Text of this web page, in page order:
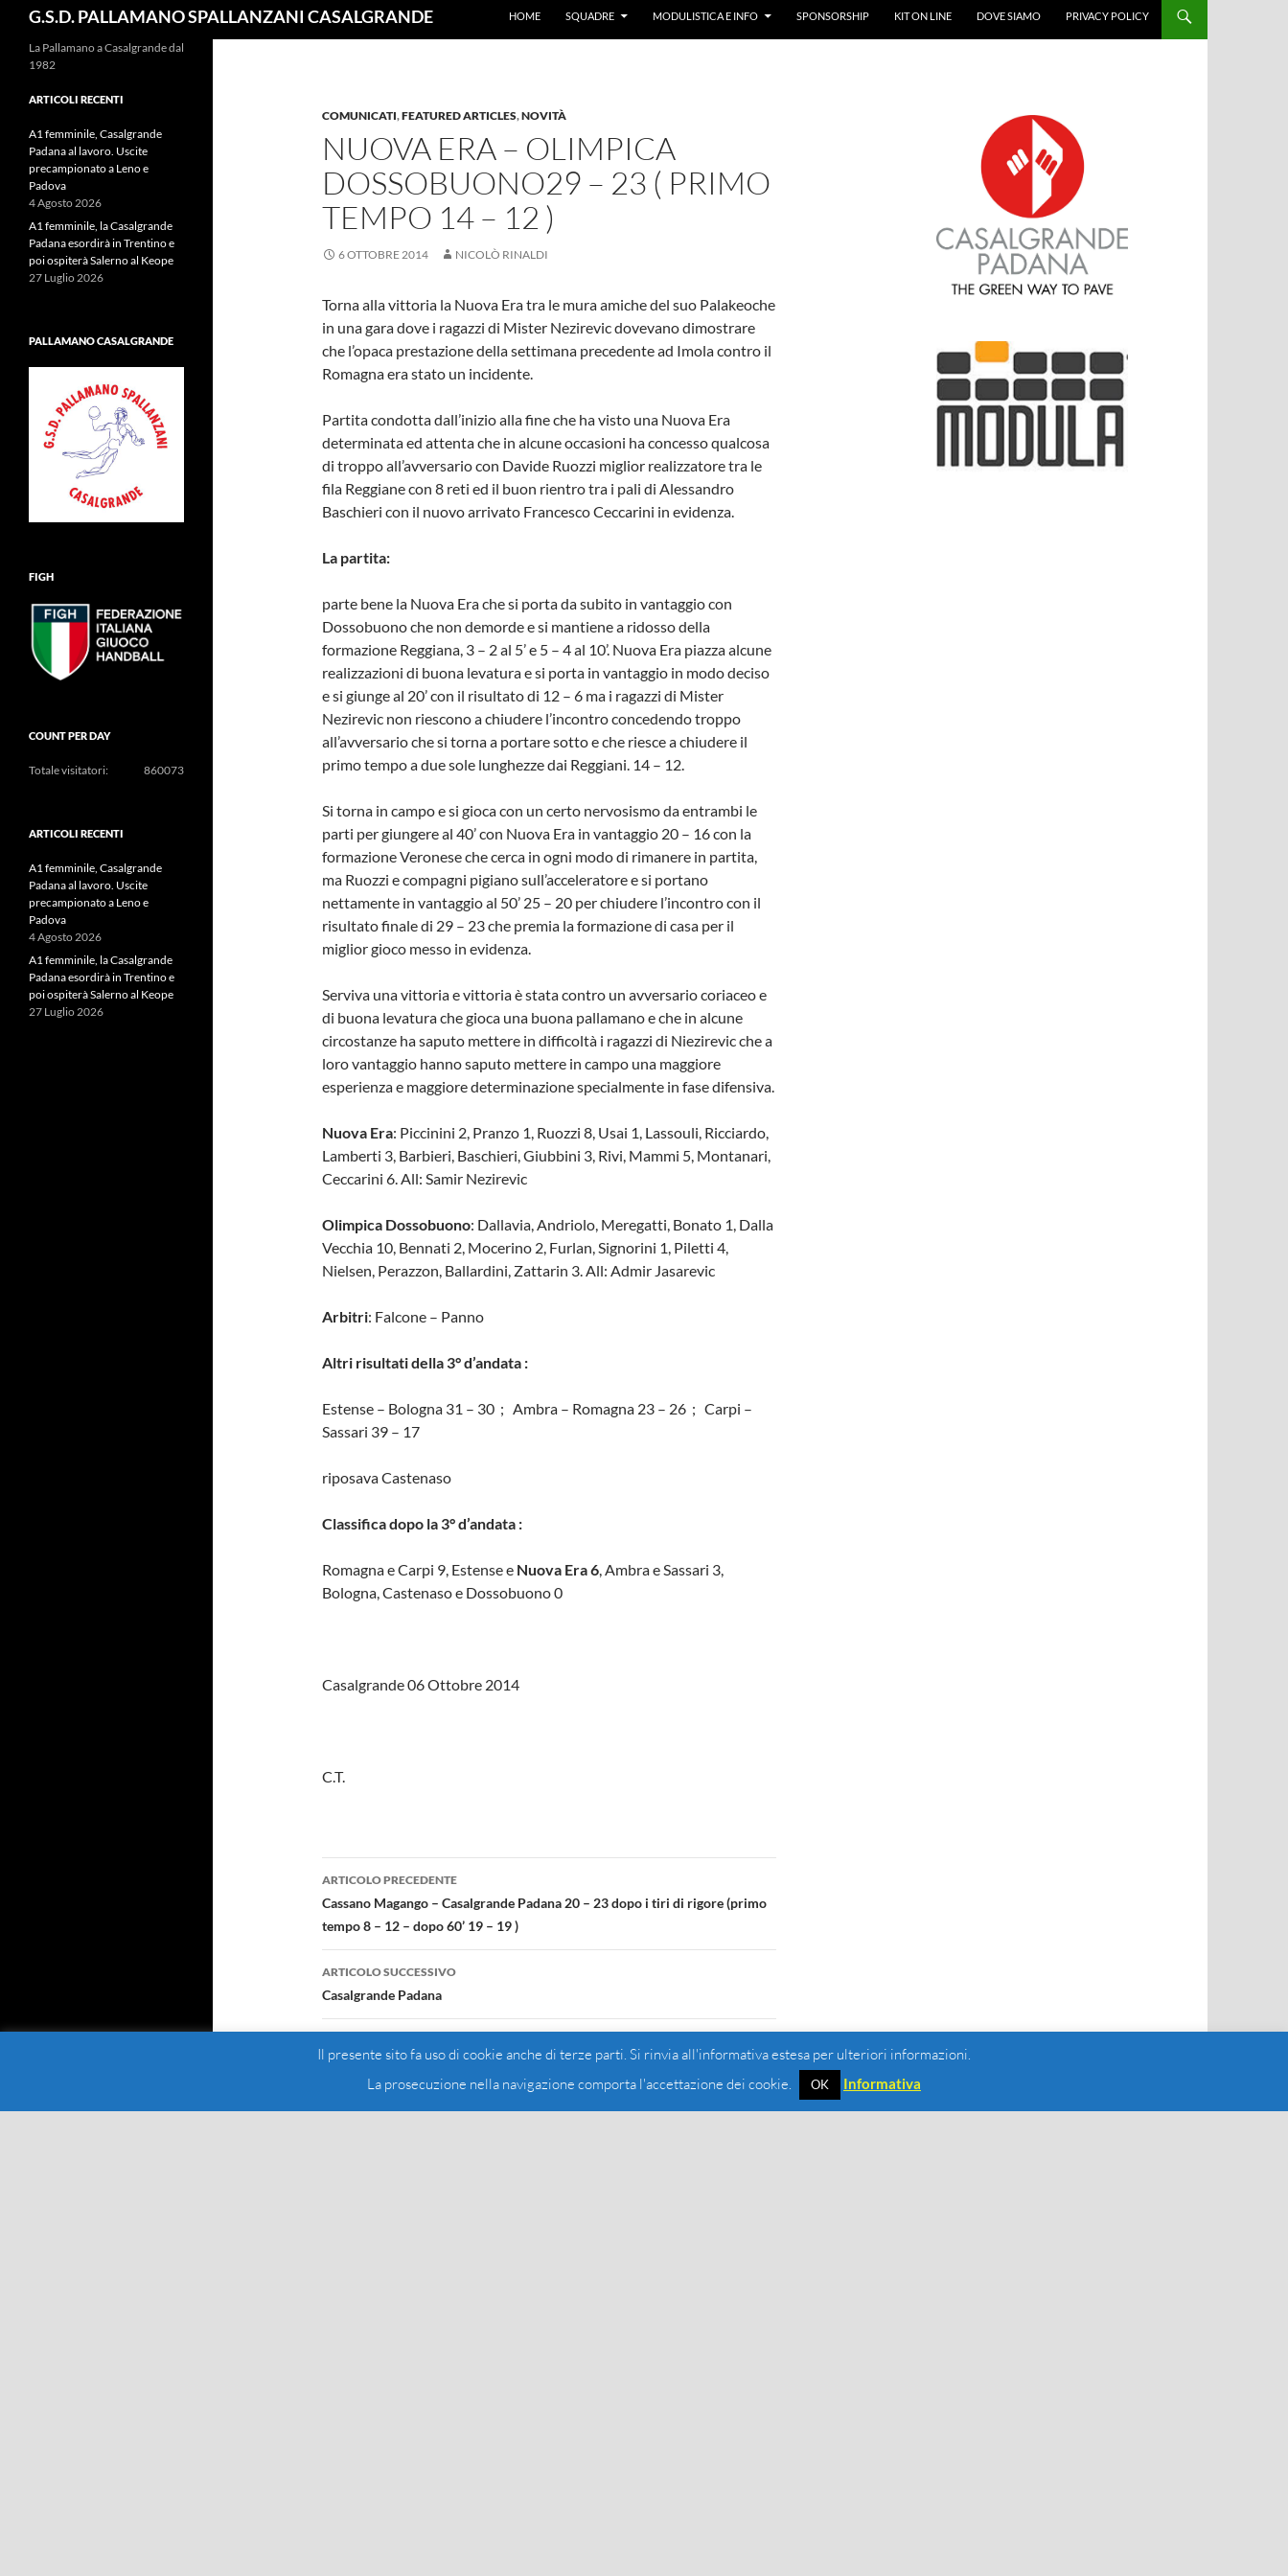
G.S.D. PALLAMANO SPALLANZANI CASALGRANDE HOME SQUADRE MODULISTICA E INFO SPONSORSHIP KIT ON LINE DOVE SIAMO PRIVACY POLICY
COMUNICATI,FEATURED ARTICLES,NOVITÀ
NUOVA ERA – OLIMPICA
DOSSOBUONO29 – 23 ( PRIMO
TEMPO 14 – 12 )
6 OTTOBRE 2014 NICOLÒ RINALDI
Torna alla vittoria la Nuova Era tra le mura amiche del suo Palakeoche
in una gara dove i ragazzi di Mister Nezirevic dovevano dimostrare
che l’opaca prestazione della settimana precedente ad Imola contro il
Romagna era stato un incidente.
Partita condotta dall’inizio alla fine che ha visto una Nuova Era
determinata ed attenta che in alcune occasioni ha concesso qualcosa
di troppo all’avversario con Davide Ruozzi miglior realizzatore tra le
fila Reggiane con 8 reti ed il buon rientro tra i pali di Alessandro
Baschieri con il nuovo arrivato Francesco Ceccarini in evidenza.
La partita:
parte bene la Nuova Era che si porta da subito in vantaggio con
Dossobuono che non demorde e si mantiene a ridosso della
formazione Reggiana, 3 – 2 al 5’ e 5 – 4 al 10’. Nuova Era piazza alcune
realizzazioni di buona levatura e si porta in vantaggio in modo deciso
e si giunge al 20’ con il risultato di 12 – 6 ma i ragazzi di Mister
Nezirevic non riescono a chiudere l’incontro concedendo troppo
all’avversario che si torna a portare sotto e che riesce a chiudere il
primo tempo a due sole lunghezze dai Reggiani. 14 – 12.
Si torna in campo e si gioca con un certo nervosismo da entrambi le
parti per giungere al 40’ con Nuova Era in vantaggio 20 – 16 con la
formazione Veronese che cerca in ogni modo di rimanere in partita,
ma Ruozzi e compagni pigiano sull’acceleratore e si portano
nettamente in vantaggio al 50’ 25 – 20 per chiudere l’incontro con il
risultato finale di 29 – 23 che premia la formazione di casa per il
miglior gioco messo in evidenza.
Serviva una vittoria e vittoria è stata contro un avversario coriaceo e
di buona levatura che gioca una buona pallamano e che in alcune
circostanze ha saputo mettere in difficoltà i ragazzi di Niezirevic che a
loro vantaggio hanno saputo mettere in campo una maggiore
esperienza e maggiore determinazione specialmente in fase difensiva.
Nuova Era: Piccinini 2, Pranzo 1, Ruozzi 8, Usai 1, Lassouli, Ricciardo,
Lamberti 3, Barbieri, Baschieri, Giubbini 3, Rivi, Mammi 5, Montanari,
Ceccarini 6. All: Samir Nezirevic
Olimpica Dossobuono: Dallavia, Andriolo, Meregatti, Bonato 1, Dalla
Vecchia 10, Bennati 2, Mocerino 2, Furlan, Signorini 1, Piletti 4,
Nielsen, Perazzon, Ballardini, Zattarin 3. All: Admir Jasarevic
Arbitri: Falcone – Panno
Altri risultati della 3° d’andata :
Estense – Bologna 31 – 30 ; Ambra – Romagna 23 – 26 ; Carpi –
Sassari 39 – 17
riposava Castenaso
Classifica dopo la 3° d’andata :
Romagna e Carpi 9, Estense e Nuova Era 6, Ambra e Sassari 3,
Bologna, Castenaso e Dossobuono 0
Casalgrande 06 Ottobre 2014
C.T.
Navigazione
articolo
ARTICOLO PRECEDENTE
Cassano Magango – Casalgrande Padana 20 – 23 dopo i tiri di rigore (primo
tempo 8 – 12 – dopo 60’ 19 – 19 )
ARTICOLO SUCCESSIVO
Casalgrande Padana
La Pallamano a Casalgrande dal
1982
ARTICOLI RECENTI
A1 femminile, Casalgrande
Padana al lavoro. Uscite
precampionato a Leno e
Padova
4 Agosto 2026
A1 femminile, la Casalgrande
Padana esordirà in Trentino e
poi ospiterà Salerno al Keope
27 Luglio 2026
PALLAMANO CASALGRANDE
FIGH
COUNT PER DAY
860073
Totale visitatori:
ARTICOLI RECENTI
A1 femminile, Casalgrande
Padana al lavoro. Uscite
precampionato a Leno e
Padova
4 Agosto 2026
A1 femminile, la Casalgrande
Padana esordirà in Trentino e
poi ospiterà Salerno al Keope
27 Luglio 2026
Il presente sito fa uso di cookie anche di terze parti. Si rinvia all'informativa estesa per ulteriori informazioni.
La prosecuzione nella navigazione comporta l'accettazione dei cookie.
OK Informativa